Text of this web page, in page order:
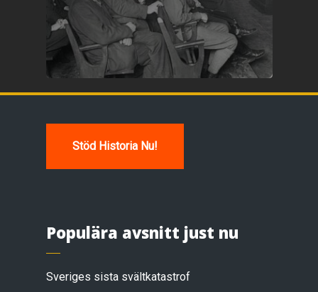
Stöd Historia Nu!
Populära avsnitt just nu
Sveriges sista svältkatastrof